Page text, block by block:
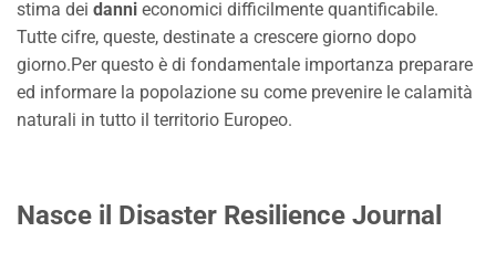
stima dei danni economici difficilmente quantificabile.
Tutte cifre, queste, destinate a crescere giorno dopo
giorno.Per questo è di fondamentale importanza preparare
ed informare la popolazione su come prevenire le calamità
naturali in tutto il territorio Europeo.
Nasce il Disaster Resilience Journal